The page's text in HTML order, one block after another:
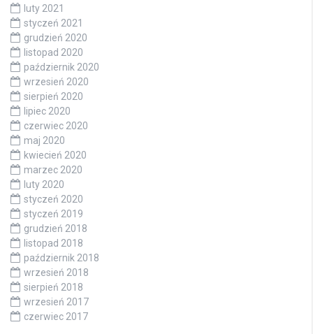
luty 2021
styczeń 2021
grudzień 2020
listopad 2020
październik 2020
wrzesień 2020
sierpień 2020
lipiec 2020
czerwiec 2020
maj 2020
kwiecień 2020
marzec 2020
luty 2020
styczeń 2020
styczeń 2019
grudzień 2018
listopad 2018
październik 2018
wrzesień 2018
sierpień 2018
wrzesień 2017
czerwiec 2017